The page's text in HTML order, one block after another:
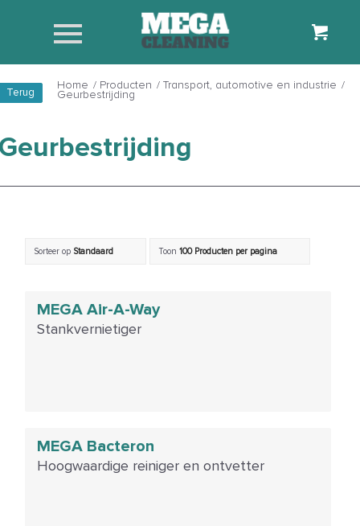
Terug
Home / Producten / Transport, automotive en industrie /
Geurbestrijding
Sorteer op Standaard Toon100 Producten per pagina
MEGA Air-A-Way
Stankvernietiger
MEGA Bacteron
Hoogwaardige reiniger en ontvetter